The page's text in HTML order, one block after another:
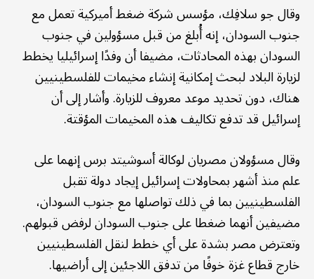
وقال جو سلافِك، مؤسس شركة ضغط أميركية تعمل مع
جنوب السودان، إنه أُبلغ من قبل مسؤولين في جنوب
السودان بهذه المحادثات، مضيفا أن وفدًا إسرائيليا يخطط
لزيارة البلاد لبحث إمكانية إنشاء مخيمات للفلسطينيين
هناك، دون تحديد موعد معروف للزيارة. وأشار إلى أن
إسرائيل قد تدفع تكاليف هذه المخيمات المؤقتة.
وقال مسؤولان مصريان لوكالة أسوشيتد برس إنهما على
علم منذ أشهر بمحاولات إسرائيل إيجاد دولة تقبل
الفلسطينيين بما في ذلك تواصلها مع جنوب السودان،
مضيفين أنهما ضغطا على جنوب السودان لرفض قبولهم.
وتعترض مصر بشدة على أي خطط لنقل الفلسطينيين
خارج قطاع غزة خوفًا من تدفق اللاجئين إلى أراضيها.